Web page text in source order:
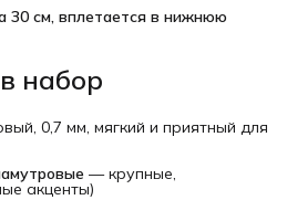
30 см, вплетается в нижнюю
набор
0,7 мм, мягкий и приятный для
— крупные,
акценты)